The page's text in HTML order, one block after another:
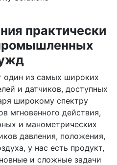
практически
один из самых широких
и датчиков, доступных
широкому спектру
мгновенного действия,
и манометрических
давления, положения,
у нас есть продукт,
и сложные задачи